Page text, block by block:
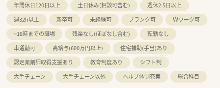
年間休日120日以上 土日休み(相談可含む)
週休2.5日以上
週32h以上
新卒可 未経験可 ブランク可
Ｗワーク可
~18時までの職場
残業なし(ほぼなし含む)
転勤なし
車通勤可
高給与(600万円以上)
住宅補助(手当)あり
認定薬剤師取得支援あり
教育制度あり
シフト制
大手チェーン
大手チェーン以外 ヘルプ体制充実 総合科目